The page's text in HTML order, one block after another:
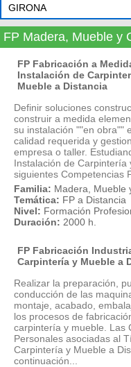
GIRONA
FP Madera, Mueble y
FP Fabricación a
Instalación de
Mueble a Distancia
Definir soluciones
construir a medida
su instalación ""en obra""
calidad requerida y
empresa o taller.
Instalación de
siguientes Competencias
Familia: Madera, Mueble
Temática: FP a Distancia
Nivel: Formación
Duración: 2000 h.
FP Fabricación
Carpintería y Mueble a
Realizar la preparación,
conducción de las
montaje, acabado,
los procesos de
carpintería y mueble. Las
Personales asociadas al
Carpintería y Mueble a
continuación...